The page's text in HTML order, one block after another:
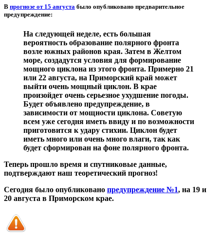
В прогнозе от 15 августа было опубликовано предварительное
предупреждение:
На следующей неделе, есть большая
вероятность образование полярного фронта
возле южных районов края. Затем в Желтом
море, создадутся условия для формирование
мощного циклона из этого фронта. Примерно 21
или 22 августа, на Приморский край может
выйти очень мощный циклон. В крае
произойдет очень серьезное ухудшение погоды.
Будет объявлено предупреждение, в
зависимости от мощности циклона. Советую
всем уже сегодня иметь ввиду и по возможности
приготовится к удару стихии. Циклон будет
иметь много или очень много влаги, так как
будет сформирован на фоне полярного фронта.
Теперь прошло время и спутниковые данные,
подтверждают наш теоретический прогноз!
Сегодня было опубликовано предупреждение №1, на 19 и
20 августа в Приморском крае.